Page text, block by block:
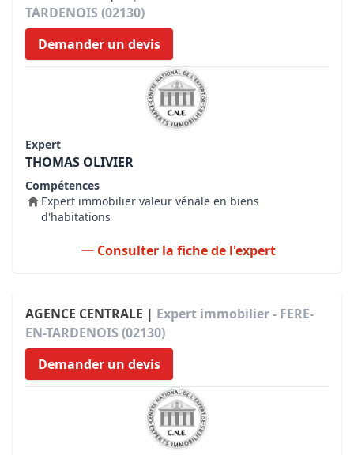
TARDENOIS (02130)
Demander un devis
Expert
THOMAS OLIVIER
Compétences
Expert immobilier valeur vénale en biens
d'habitations
Consulter la fiche de l'expert
AGENCE CENTRALE | Expert immobilier - FERE-
EN-TARDENOIS (02130)
Demander un devis